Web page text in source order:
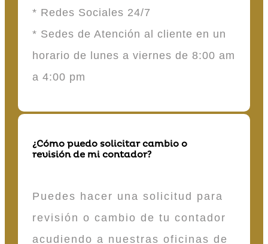
* Redes Sociales 24/7
* Sedes de Atención al cliente en un
horario de lunes a viernes de 8:00 am
a 4:00 pm
¿Cómo puedo solicitar cambio o
revisión de mi contador?
Puedes hacer una solicitud para
revisión o cambio de tu contador
acudiendo a nuestras oficinas de